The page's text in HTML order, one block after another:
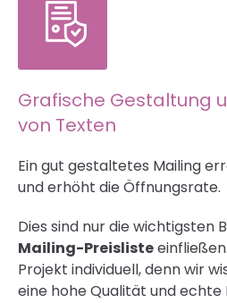
Grafische Gestaltung
von Texten
Ein gut gestaltetes Mailing
und erhöht die Öffnungsrate.
Dies sind nur die wichtigsten
Mailing-Preisliste
Projekt individuell, denn wir
eine hohe Qualität und echte